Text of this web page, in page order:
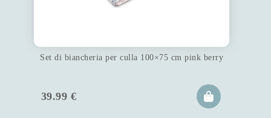
Set di biancheria per culla 100×75 cm pink berry
39.99 €